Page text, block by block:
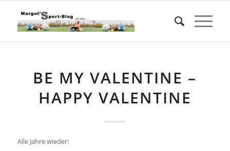
BE MY VALENTINE –
HAPPY VALENTINE
Alle Jahre wieder: